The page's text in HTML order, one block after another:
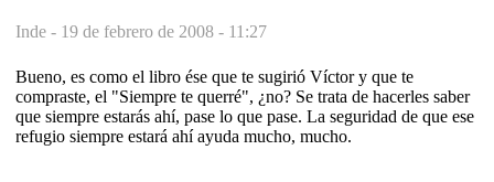
Inde - 19 de febrero de 2008 - 11:27
Bueno, es como el libro ése que te sugirió Víctor y que te
compraste, el "Siempre te querré", ¿no? Se trata de hacerles saber
que siempre estarás ahí, pase lo que pase. La seguridad de que ese
refugio siempre estará ahí ayuda mucho, mucho.